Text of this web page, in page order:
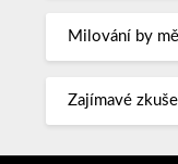
Milování by
Zajímavé